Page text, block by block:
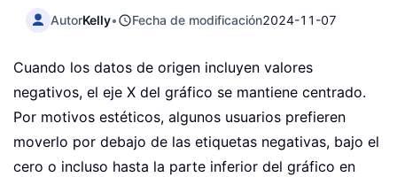
AutorKelly• Fecha de modificación2024-11-07
Cuando los datos de origen incluyen valores
negativos, el eje X del gráfico se mantiene centrado.
Por motivos estéticos, algunos usuarios prefieren
moverlo por debajo de las etiquetas negativas, bajo el
cero o incluso hasta la parte inferior del gráfico en